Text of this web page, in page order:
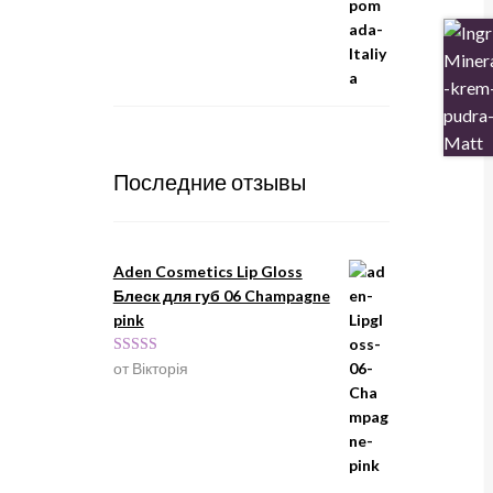
Последние отзывы
Aden Cosmetics Lip Gloss
Блеск для губ 06 Champagne
pink
Оценка5из
от Вікторія